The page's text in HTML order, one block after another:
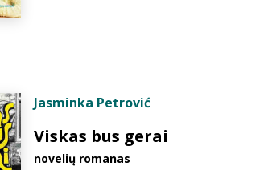
Jasminka Petrović
Viskas bus gerai
novelių romanas